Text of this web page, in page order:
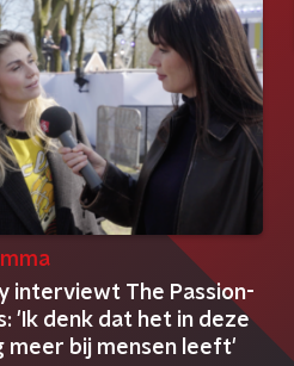
interviewt The Passion-
'Ik denk dat het in deze
meer bij mensen leeft'